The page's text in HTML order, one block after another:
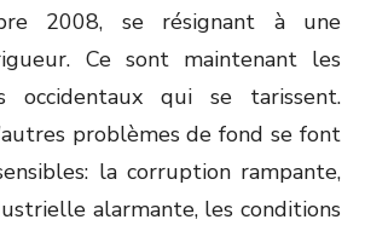
2008, se résignant à une
Ce sont maintenant les
occidentaux qui se tarissent.
problèmes de fond se font
la corruption rampante,
alarmante, les conditions